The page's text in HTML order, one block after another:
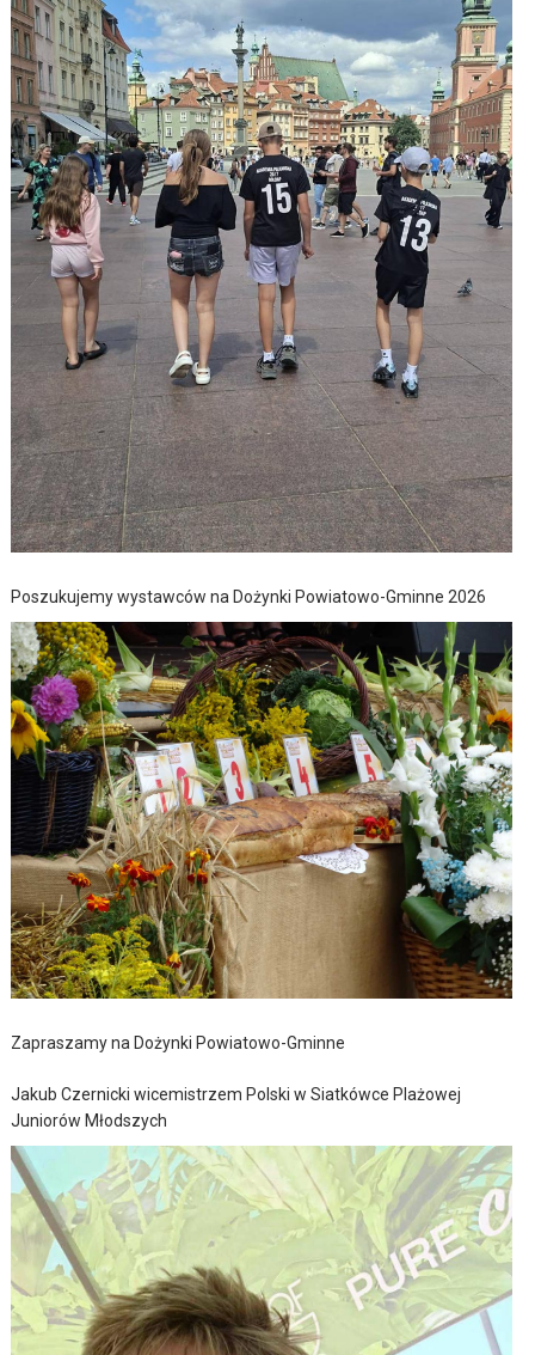
Poszukujemy wystawców na Dożynki Powiatowo-Gminne 2026
Zapraszamy na Dożynki Powiatowo-Gminne
Jakub Czernicki wicemistrzem Polski w Siatkówce Plażowej
Juniorów Młodszych